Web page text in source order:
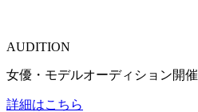
AUDITION
女優・モデルオーディション開催
詳細はこちら